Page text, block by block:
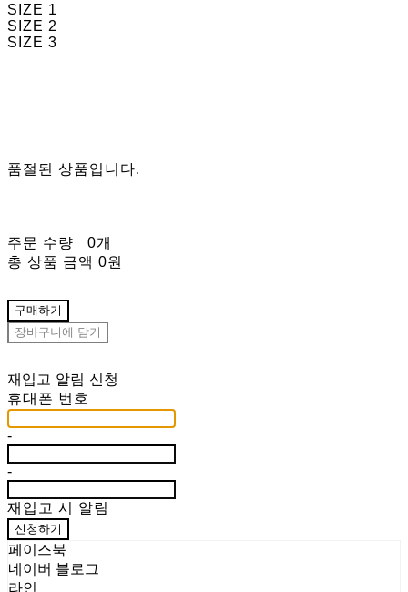
SIZE 1
SIZE 2
SIZE 3
품절된 상품입니다.
주문 수량
0개
총 상품 금액 0원
구매하기
장바구니에 담기
재입고 알림 신청
휴대폰 번호
-
-
재입고 시 알림
신청하기
페이스북
네이버 블로그
라인